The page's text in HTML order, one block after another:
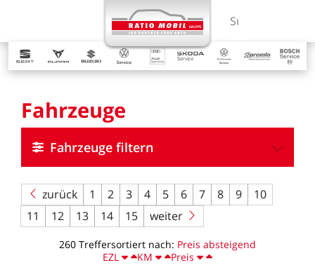
Suchbegriff
Fahrzeuge
Fahrzeuge filtern
zurück 1 2 3 4 5 6 7 8 9
10
11
12 13 14 15 weiter
260 Treffersortiert nach: Preis absteigend
EZL
KM Preis